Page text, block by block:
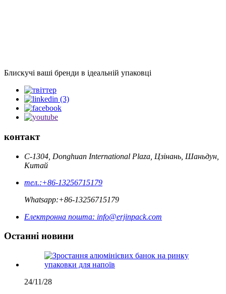
Блискучі ваші бренди в ідеальній упаковці
контакт
C-1304, Donghuan International Plaza, Цзінань, Шаньдун,
Китай
тел.:+86-13256715179
Whatsapp:+86-13256715179
Електронна пошта: info@erjinpack.com
Останні новини
24/11/28